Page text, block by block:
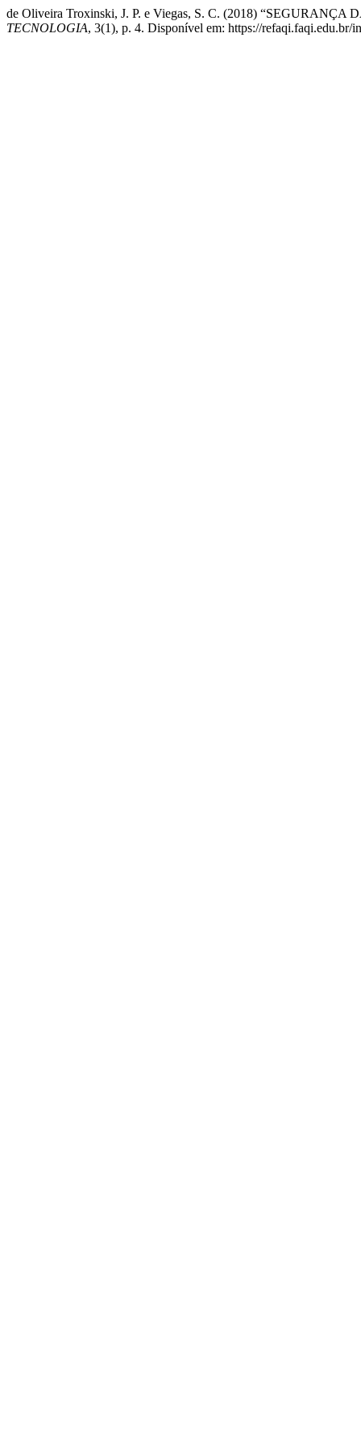
de Oliveira Troxinski, J. P. e Viegas, S. C. (2018)
TECNOLOGIA, 3(1), p. 4. Disponível em: https://refaqi.faqi.edu.br/